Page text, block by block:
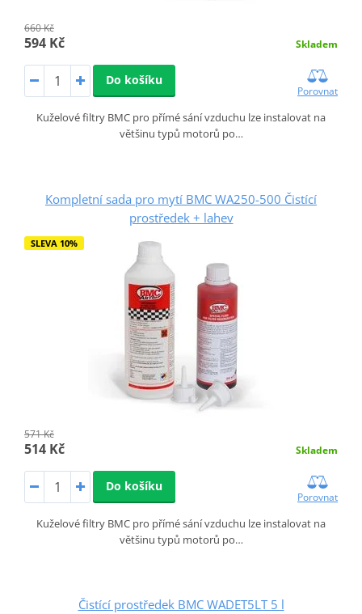
660 Kč
594 Kč Skladem
Do košíku
Porovnat
Kuželové filtry BMC pro přímé sání vzduchu lze instalovat na
většinu typů motorů po…
Kompletní sada pro mytí BMC WA250-500 Čistící
prostředek + lahev
SLEVA 10%
571 Kč
514 Kč Skladem
Do košíku
Porovnat
Kuželové filtry BMC pro přímé sání vzduchu lze instalovat na
většinu typů motorů po…
Čistící prostředek BMC WADET5LT 5 l